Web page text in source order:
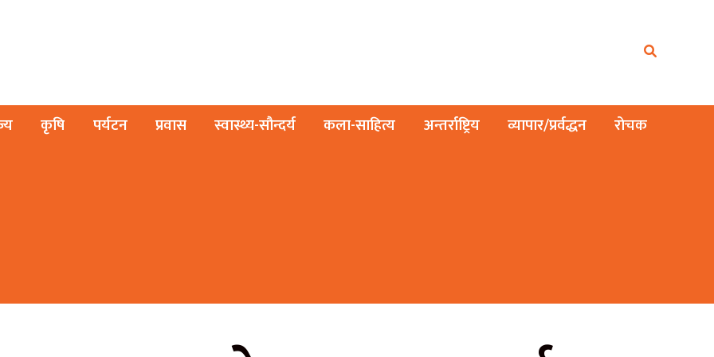
कृषि पर्यटन प्रवास स्वास्थ्य-सौन्दर्य कला-साहित्य अन्तर्राष्ट्रिय व्यापार/प्रर्वद्धन रोचक